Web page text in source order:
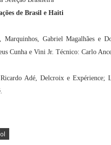
de Brasil e Haiti
Marquinhos, Gabriel Magalhães e
Cunha e Vini Jr. Técnico: Carlo
Adé, Delcroix e Expérience;